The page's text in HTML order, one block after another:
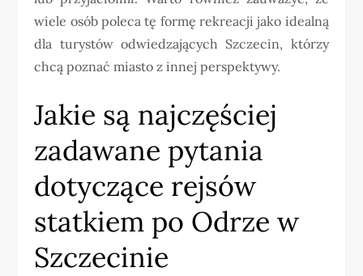
wiele osób poleca tę formę rekreacji jako idealną
dla turystów odwiedzających Szczecin, którzy
chcą poznać miasto z innej perspektywy.
Jakie są najczęściej
zadawane pytania
dotyczące rejsów
statkiem po Odrze w
Szczecinie